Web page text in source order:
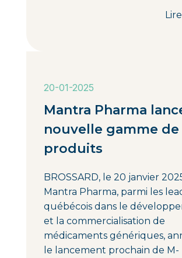
20-01-2025
Mantra Pharma
nouvelle gamme de
produits
BROSSARD, le 20 janvier
Mantra Pharma, parmi les
québécois dans le
et la commercialisation de
médicaments génériques,
le lancement prochain de M-